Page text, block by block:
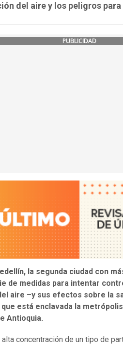
del aire y los peligros para
PUBLICIDAD
la segunda ciudad con
de medidas para intentar
aire –y sus efectos sobre la
está enclavada la
Antioquia.
alta concentración de un tipo de